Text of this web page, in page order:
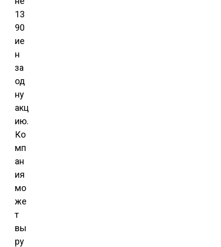
13
90
ие
н
за
од
ну
акц
ию.
Ко
мп
ан
ия
мо
же
т
вы
ру